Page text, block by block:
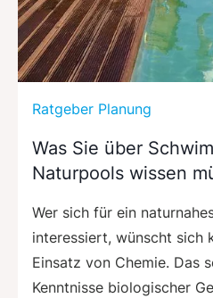
Ratgeber Planung
Was Sie über
Naturpools wissen
Wer sich für ein
interessiert, wünscht sich
Einsatz von Chemie. Das
Kenntnisse biologischer